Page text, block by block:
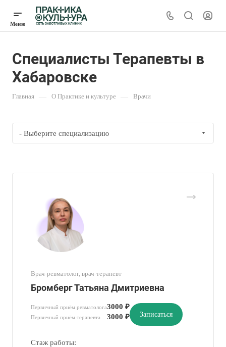
Специалисты Терапевты в
Хабаровске
Главная — О Практике и культуре — Врачи
- Выберите специализацию
Врач-ревматолог, врач-терапевт
Бромберг Татьяна Дмитриевна
Первичный приём ревматолога3000 ₽
Первичный приём терапевта 3000 ₽ Записаться
Стаж работы: